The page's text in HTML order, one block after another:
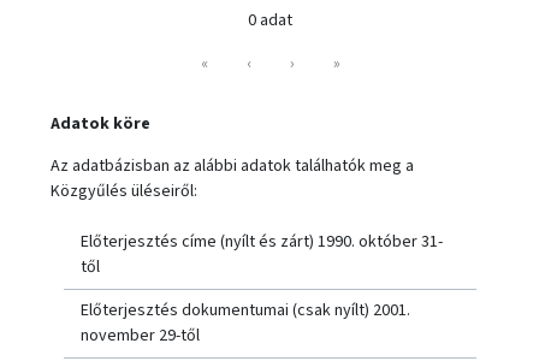
0 adat
«
‹ › »
Adatok köre
Az adatbázisban az alábbi adatok találhatók meg a
Közgyűlés üléseiről:
Előterjesztés címe (nyílt és zárt) 1990. október 31-
től
Előterjesztés dokumentumai (csak nyílt) 2001.
november 29-től